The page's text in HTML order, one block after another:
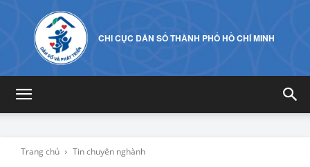
CHI CỤC DÂN SỐ THÀNH PHỐ HỒ CHÍ MINH
Trang chủ Tin chuyên nghành